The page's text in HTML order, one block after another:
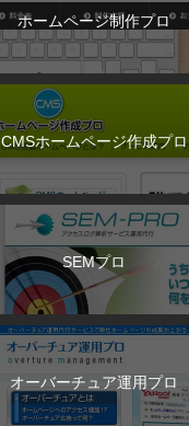
ホームページ制作プロ
CMSホームページ作成プロ
SEMプロ
オーバーチュア運用プロ